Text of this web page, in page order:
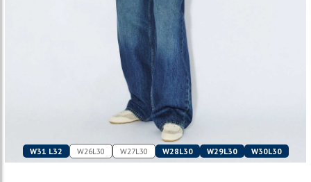
W31 L32 W26L30 W27L30 W28L30 W29L30 W30L30